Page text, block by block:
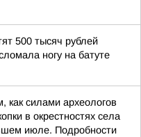
500 тысяч рублей
ногу на батуте
как силами археологов
в окрестностях села
июле. Подробности